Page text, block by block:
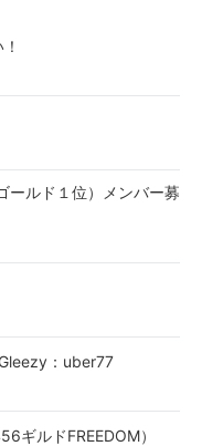
ルド１位）メンバー募
：uber77
ギルドFREEDOM）